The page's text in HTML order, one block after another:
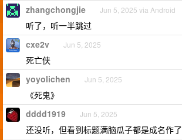
zhangchongjie Jun 5, 2025 via Android
听了，听一半跳过
cxe2v Jun 5, 2025
死亡侠
yoyolichen Jun 5, 2025
《死鬼》
dddd1919 Jun 5, 2025
还没听，但看到标题满脑瓜子都是成名作了